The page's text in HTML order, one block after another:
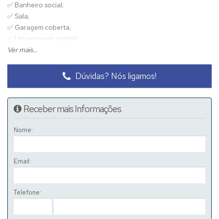
✅ Banheiro social;
✅ Sala;
✅ Garagem coberta;
✅ Um pequeno quintal;
✅ Banheiro:
💰R$395.000,00
Ver mais...
Dúvidas? Nós ligamos!
Receber mais Informações
Nome:
Email:
Telefone: